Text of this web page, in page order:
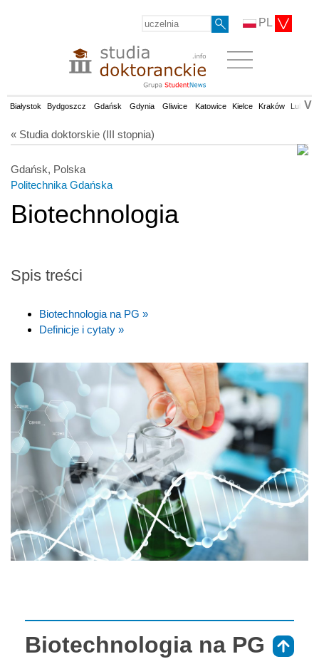
PL
Białystok Bydgoszcz Gdańsk Gdynia Gliwice Katowice Kielce Kraków Lublin
V
« Studia doktorskie (III stopnia)
Gdańsk, Polska
Politechnika Gdańska
Biotechnologia
Spis treści
Biotechnologia na PG »
Definicje i cytaty »
Biotechnologia na PG